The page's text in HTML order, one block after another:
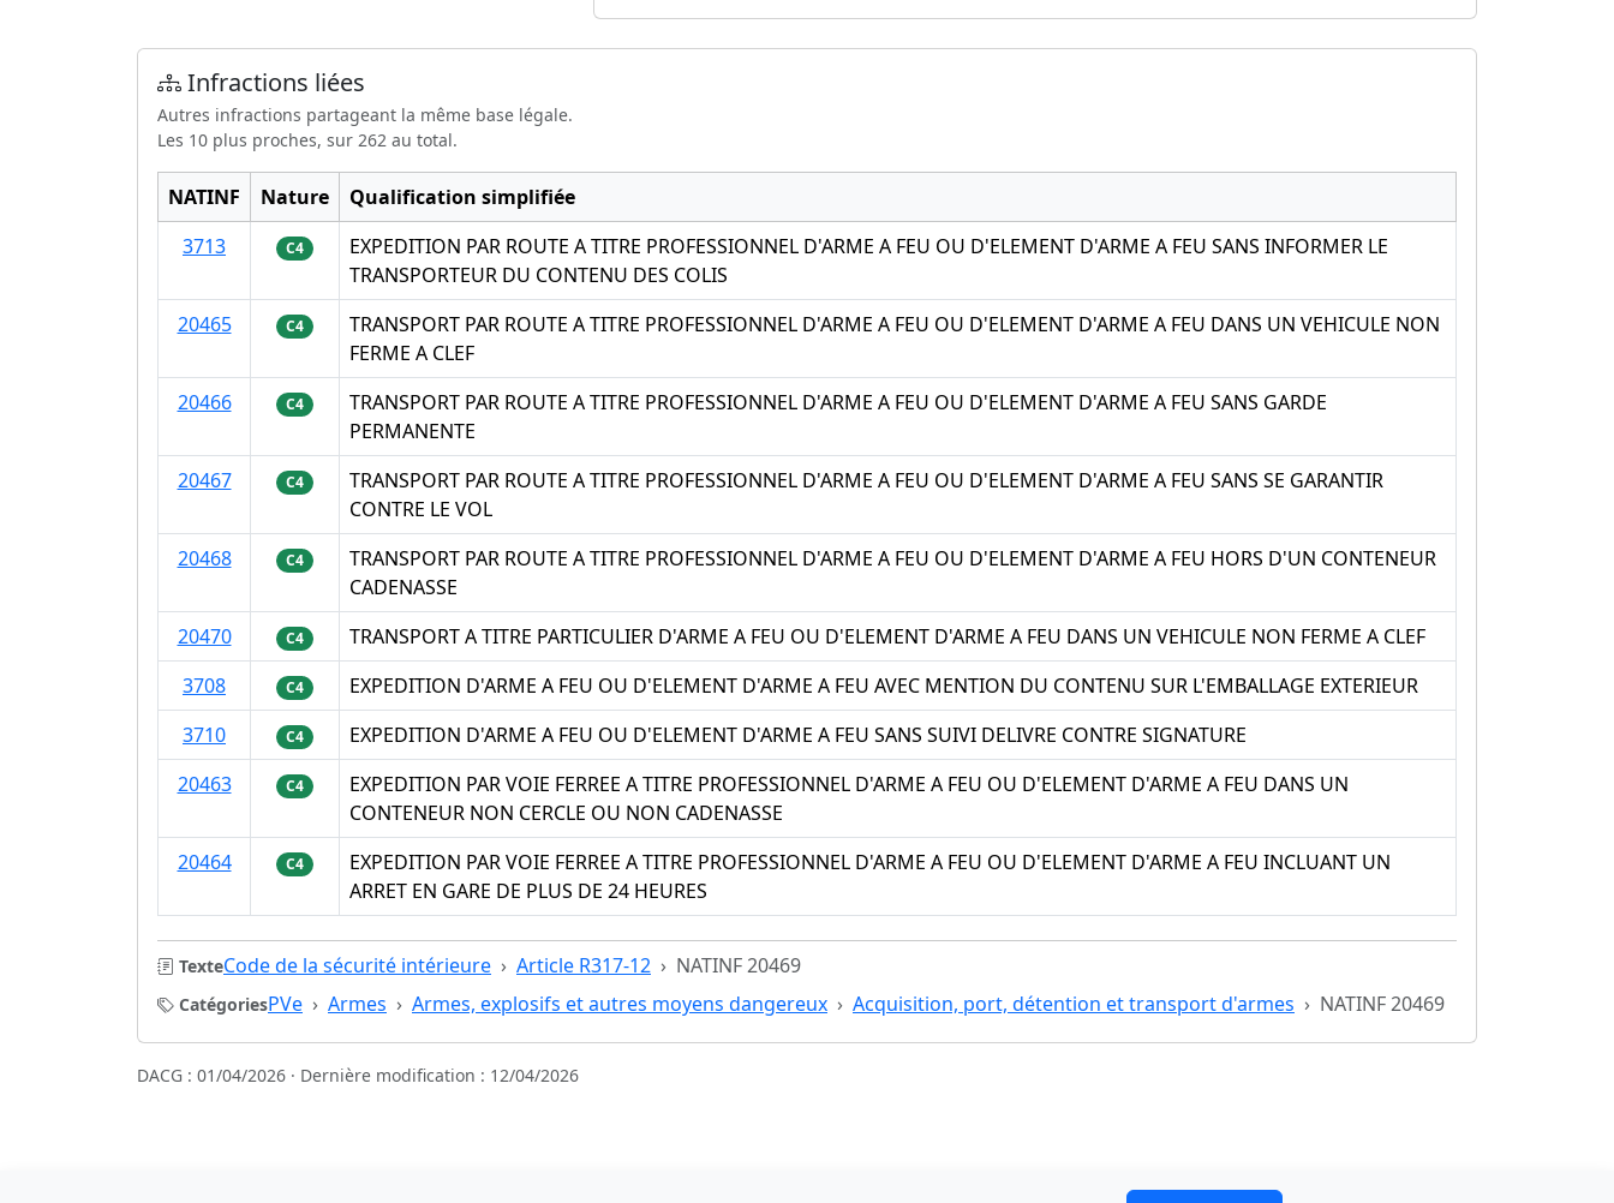
Infractions liées
Autres infractions partageant la même base légale.
Les 10 plus proches, sur 262 au total.
NATINF Nature
Qualification simplifiée
3713
C4
EXPEDITION PAR ROUTE A TITRE PROFESSIONNEL D'ARME A FEU OU D'ELEMENT D'ARME A FEU SANS INFORMER LE
TRANSPORTEUR DU CONTENU DES COLIS
20465
C4
TRANSPORT PAR ROUTE A TITRE PROFESSIONNEL D'ARME A FEU OU D'ELEMENT D'ARME A FEU DANS UN VEHICULE NON
FERME A CLEF
20466
C4
TRANSPORT PAR ROUTE A TITRE PROFESSIONNEL D'ARME A FEU OU D'ELEMENT D'ARME A FEU SANS GARDE
PERMANENTE
20467
C4
TRANSPORT PAR ROUTE A TITRE PROFESSIONNEL D'ARME A FEU OU D'ELEMENT D'ARME A FEU SANS SE GARANTIR
CONTRE LE VOL
20468
C4
TRANSPORT PAR ROUTE A TITRE PROFESSIONNEL D'ARME A FEU OU D'ELEMENT D'ARME A FEU HORS D'UN CONTENEUR
CADENASSE
20470
C4
TRANSPORT A TITRE PARTICULIER D'ARME A FEU OU D'ELEMENT D'ARME A FEU DANS UN VEHICULE NON FERME A CLEF
3708
C4
EXPEDITION D'ARME A FEU OU D'ELEMENT D'ARME A FEU AVEC MENTION DU CONTENU SUR L'EMBALLAGE EXTERIEUR
3710
C4
EXPEDITION D'ARME A FEU OU D'ELEMENT D'ARME A FEU SANS SUIVI DELIVRE CONTRE SIGNATURE
20463
C4
EXPEDITION PAR VOIE FERREE A TITRE PROFESSIONNEL D'ARME A FEU OU D'ELEMENT D'ARME A FEU DANS UN
CONTENEUR NON CERCLE OU NON CADENASSE
20464
C4
EXPEDITION PAR VOIE FERREE A TITRE PROFESSIONNEL D'ARME A FEU OU D'ELEMENT D'ARME A FEU INCLUANT UN
ARRET EN GARE DE PLUS DE 24 HEURES
TexteCode de la sécurité intérieure Article R317-12 NATINF 20469
CatégoriesPVe Armes Armes, explosifs et autres moyens dangereux Acquisition, port, détention et transport d'armes NATINF 20469
DACG : 01/04/2026 · Dernière modification : 12/04/2026